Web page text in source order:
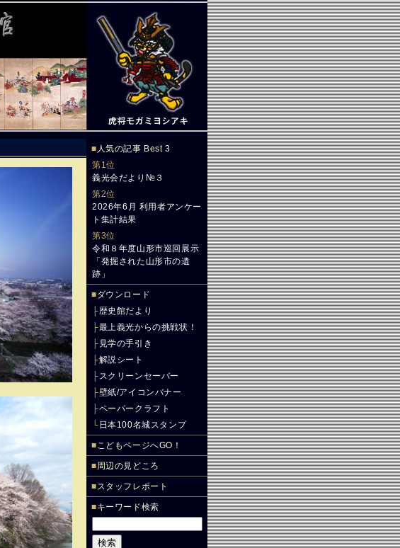
■ 人気の記事 Best 3
第1位
義光会だより№３
第2位
2026年6月 利用者アンケー
ト集計結果
第3位
令和８年度山形市巡回展示
「発掘された山形市の遺
跡」
■ダウンロード
├歴史館だより
├最上義光からの挑戦状！
├ 見学の手引き
├解説シート
├スクリーンセーバー
├壁紙/アイコンバナー
├ペーパークラフト
└ 日本100名城スタンプ
■こどもページへGO！
■周辺の見どころ
■スタッフレポート
■キーワード検索